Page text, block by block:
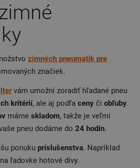
zimných pneumatík pre
značiek.
vám umožní zoradiť hľadané pneu
kritérií, ale aj podľa ceny či obľuby.
máme skladom, takže je veľmi
pneu dodáme do 24 hodín.
ponuku príslušenstva. Napríklad
ľadovke hotové divy.